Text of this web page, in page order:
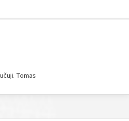
Tomas